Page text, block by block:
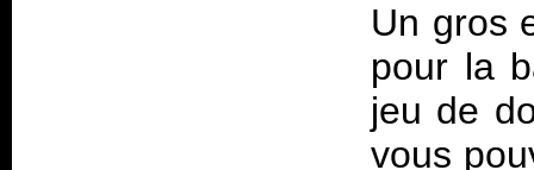
Un gros
pour la
jeu de
vous